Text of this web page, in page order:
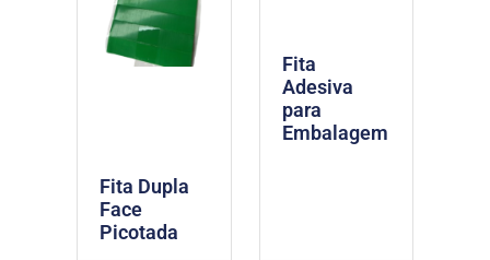
Fita Dupla
Face
Picotada
Fita
Adesiva
para
Embalagem